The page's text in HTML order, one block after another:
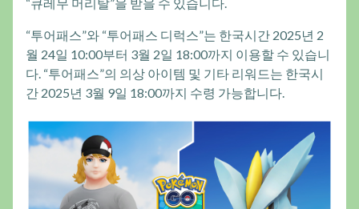
“투어패스”와 “투어패스 디럭스”는 한국시간 2025년 2
월 24일 10:00부터 3월 2일 18:00까지 이용할 수 있습니
다. “투어패스”의 의상 아이템 및 기타 리워드는 한국시
간 2025년 3월 9일 18:00까지 수령 가능합니다.